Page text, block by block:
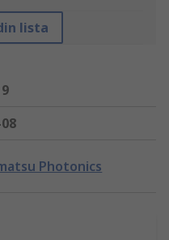
lista
Photonics